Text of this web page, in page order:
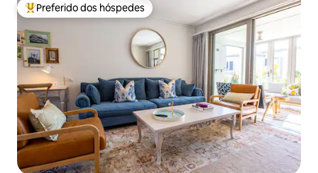
Entre os melhores preferidos dos hóspedes
Preferido dos hóspedes